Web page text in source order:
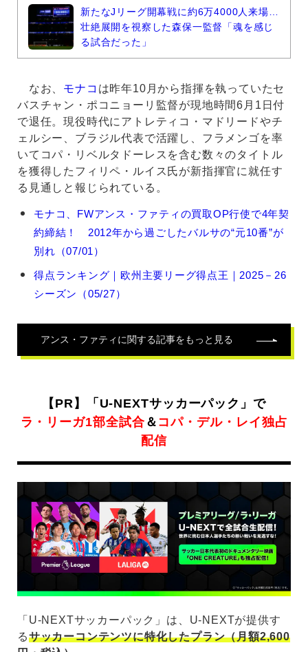
新たなJリーグ開幕戦に約6万4000人来場…
壮絶展開を視察した森保一監督「魂を感じ
る試合だった」
なお、 モナコ は昨年10月から指揮を執っていたセ
バスチャン・ポコニョーリ監督が現地時間6月1日付
で退任。現役時代にアトレティコ・マドリードやチ
ェルシー、ブラジル代表で活躍し、フラメンゴを率
いてコパ・リベルタドーレスを含む数々のタイトル
を獲得したフィリペ・ルイス氏が新指揮官に就任す
る見通しと報じられている。
ア
ス・
テ
関
事
モナコ、FWアンス・ファティの買取OP行使で4年契
約締結！ 2012年から過ごしたバルサの“元10番”が
別れ（07/01）
得点ランキング｜欧州主要リーグ得点王｜2025－26
シーズン（05/27）
アンス・ファティ に関する記事をもっと見る
【PR】「U-NEXTサッカーパック」で
ラ・リーガ1部全試合 ＆ コパ・デル・レイ独占
配信
「U-NEXTサッカーパック」は、U-NEXTが提供す
るサッカーコンテンツに特化したプラン（月額2,600